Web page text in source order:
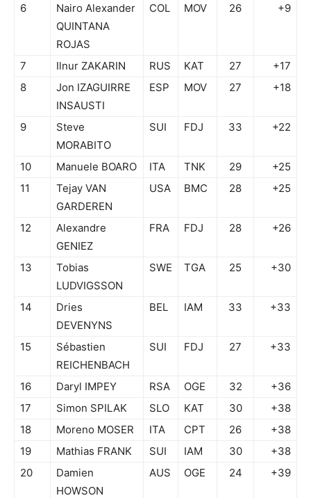
6
Nairo Alexander
QUINTANA
ROJAS
COL MOV 26 +9
7 Ilnur ZAKARIN RUS KAT 27
+17
8
Jon IZAGUIRRE
INSAUSTI
ESP MOV 27 +18
9
Steve
MORABITO
SUI FDJ 33 +22
10 Manuele BOARO ITA TNK 29
+25
11
Tejay VAN
GARDEREN
USA BMC 28 +25
12
Alexandre
GENIEZ
FRA FDJ 28 +26
13
Tobias
LUDVIGSSON
SWE TGA 25 +30
14
Dries
DEVENYNS
BEL IAM 33 +33
15
Sébastien
REICHENBACH
SUI FDJ 27 +33
16 Daryl IMPEY RSA OGE 32
+36
17
Simon SPILAK SLO KAT 30
+38
18
Moreno MOSER ITA CPT 26
+38
19
Mathias FRANK SUI IAM 30
+38
20
Damien
HOWSON
AUS OGE 24 +39